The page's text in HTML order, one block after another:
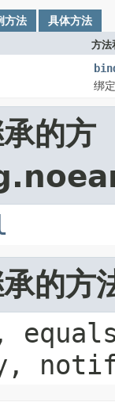
方法 具体方法
方法
绑
的方
承的